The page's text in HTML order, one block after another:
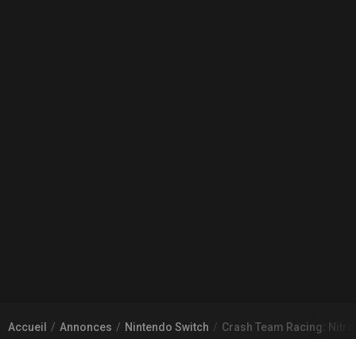
Accueil Annonces Nintendo Switch Crash Team Racing: